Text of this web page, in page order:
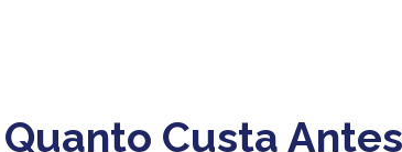
Custa